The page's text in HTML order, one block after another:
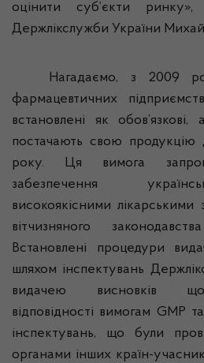
оцінити суб’єкти
Держлікслужби України
Нагадаємо, з 2009
фармацевтичних
встановлені як
постачають свою
року. Ця вимога
забезпечення
високоякісними лікарськими
вітчизняного
Встановлені процедури
шляхом інспектувань
видачею висновків
відповідності вимогам GMP
інспектувань, що були
органами інших країн-